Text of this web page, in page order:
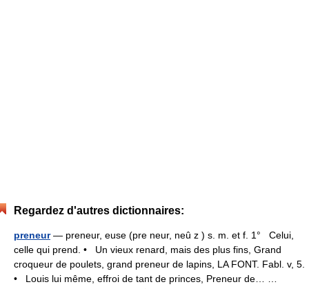
Regardez d'autres dictionnaires:
preneur— preneur, euse (pre neur, neû z ) s. m. et f. 1° Celui,
celle qui prend. • Un vieux renard, mais des plus fins, Grand
croqueur de poulets, grand preneur de lapins, LA FONT. Fabl. v, 5.
• Louis lui même, effroi de tant de princes, Preneur de… …